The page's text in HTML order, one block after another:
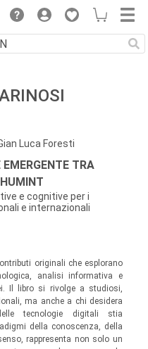
Luca Foresti
TRA
e cognitive per i
e internazionali
originali che esplorano
analisi informativa e
Il libro si rivolge a studiosi,
ma anche a chi desidera
tecnologie digitali stia
della conoscenza, della
rappresenta non solo un